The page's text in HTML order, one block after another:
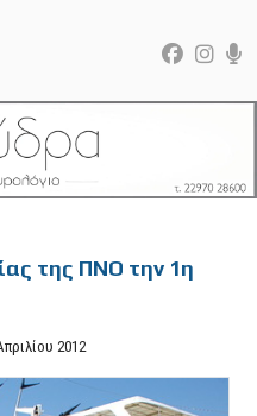
της ΠΝΟ την 1η
2012